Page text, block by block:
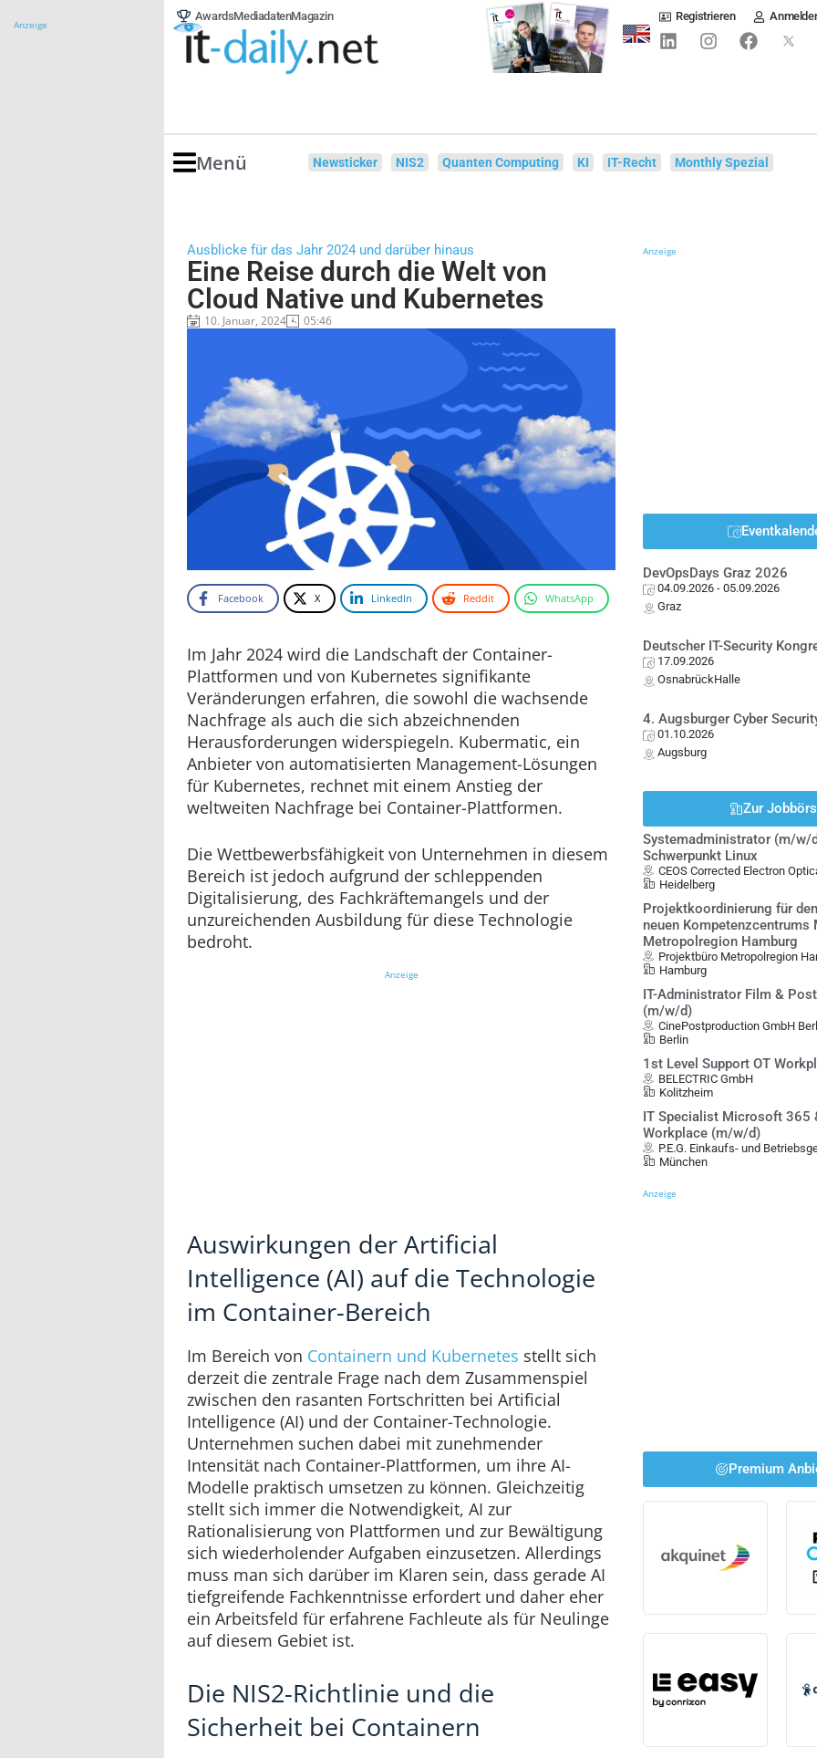
Anzeige
AwardsMediadatenMagazin Registrieren
Menü Newsticker NIS2 Quanten Computing KI IT-Recht Monthly Spezial
Ausblicke für das Jahr 2024 und darüber hinaus
Eine Reise durch die Welt von
Cloud Native und Kubernetes
10. Januar, 2024 05:46
Facebook X LinkedIn Reddit WhatsApp
Im Jahr 2024 wird die Landschaft der Container-
Plattformen und von Kubernetes signifikante
Veränderungen erfahren, die sowohl die wachsende
Nachfrage als auch die sich abzeichnenden
Herausforderungen widerspiegeln. Kubermatic, ein
Anbieter von automatisierten Management-Lösungen
für Kubernetes, rechnet mit einem Anstieg der
weltweiten Nachfrage bei Container-Plattformen.
Die Wettbewerbsfähigkeit von Unternehmen in diesem
Bereich ist jedoch aufgrund der schleppenden
Digitalisierung, des Fachkräftemangels und der
unzureichenden Ausbildung für diese Technologie
bedroht.
Anzeige
Auswirkungen der Artificial
Intelligence (AI) auf die Technologie
im Container-Bereich
Im Bereich von Containern und Kubernetes stellt sich
derzeit die zentrale Frage nach dem Zusammenspiel
zwischen den rasanten Fortschritten bei Artificial
Intelligence (AI) und der Container-Technologie.
Unternehmen suchen dabei mit zunehmender
Intensität nach Container-Plattformen, um ihre AI-
Modelle praktisch umsetzen zu können. Gleichzeitig
stellt sich immer die Notwendigkeit, AI zur
Rationalisierung von Plattformen und zur Bewältigung
sich wiederholender Aufgaben einzusetzen. Allerdings
muss man sich darüber im Klaren sein, dass gerade AI
tiefgreifende Fachkenntnisse erfordert und daher eher
ein Arbeitsfeld für erfahrene Fachleute als für Neulinge
auf diesem Gebiet ist.
Die NIS2-Richtlinie und die
Sicherheit bei Containern
Anzeige
DevOpsDays Graz 2026
04.09.2026 - 05.09.2026
Graz
Deutscher IT-Security
17.09.2026
OsnabrückHalle
4. Augsburger Cyber
01.10.2026
Augsburg
Zur
Systemadministrator (m/w/
Schwerpunkt Linux
CEOS Corrected Electron
Heidelberg
Projektkoordinierung für
neuen
Metropolregion Hamburg
Projektbüro Metropolregion
Hamburg
IT-Administrator Film &
(m/w/d)
CinePostproduction GmbH
Berlin
1st Level Support OT
BELECTRIC GmbH
Kolitzheim
IT Specialist Microsoft 365
Workplace (m/w/d)
P.E.G. Einkaufs- und
München
Anzeige
Premium